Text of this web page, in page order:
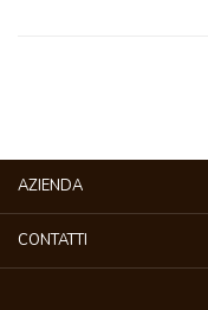
AZIENDA
CONTATTI